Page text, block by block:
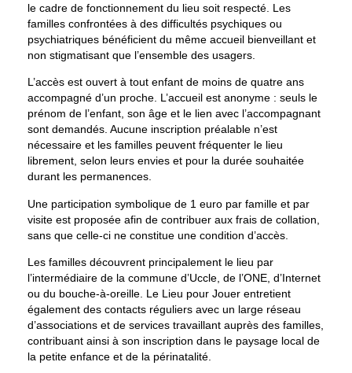
le cadre de fonctionnement du lieu soit respecté. Les
familles confrontées à des difficultés psychiques ou
psychiatriques bénéficient du même accueil bienveillant et
non stigmatisant que l’ensemble des usagers.
L’accès est ouvert à tout enfant de moins de quatre ans
accompagné d’un proche. L’accueil est anonyme : seuls le
prénom de l’enfant, son âge et le lien avec l’accompagnant
sont demandés. Aucune inscription préalable n’est
nécessaire et les familles peuvent fréquenter le lieu
librement, selon leurs envies et pour la durée souhaitée
durant les permanences.
Une participation symbolique de 1 euro par famille et par
visite est proposée afin de contribuer aux frais de collation,
sans que celle-ci ne constitue une condition d’accès.
Les familles découvrent principalement le lieu par
l’intermédiaire de la commune d’Uccle, de l’ONE, d’Internet
ou du bouche-à-oreille. Le Lieu pour Jouer entretient
également des contacts réguliers avec un large réseau
d’associations et de services travaillant auprès des familles,
contribuant ainsi à son inscription dans le paysage local de
la petite enfance et de la périnatalité.